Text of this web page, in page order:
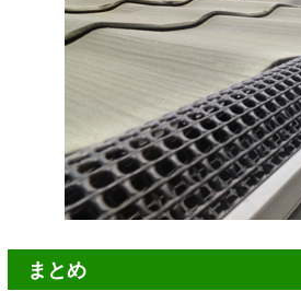
まとめ